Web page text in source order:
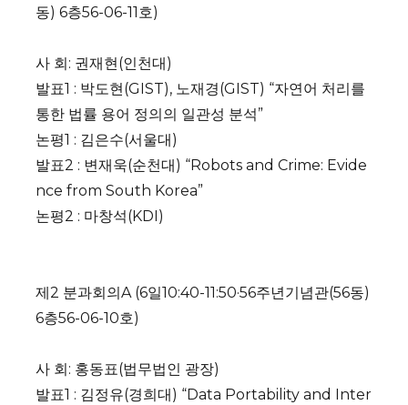
동) 6층56-06-11호)
사 회: 권재현(인천대)
발표1 : 박도현(GIST), 노재경(GIST) “자연어 처리를
통한 법률 용어 정의의 일관성 분석”
논평1 : 김은수(서울대)
발표2 : 변재욱(순천대) “Robots and Crime: Evide
nce from South Korea”
논평2 : 마창석(KDI)
제2 분과회의A (6일10:40-11:50·56주년기념관(56동)
6층56-06-10호)
사 회: 홍동표(법무법인 광장)
발표1 : 김정유(경희대) “Data Portability and Inter